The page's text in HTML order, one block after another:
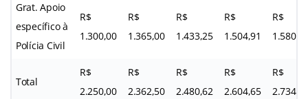
Grat. Apoio
específico à
Polícia Civil
R$
1.300,00
R$
1.365,00
R$
1.433,25
R$
1.504,91
R$
Total
R$
2.250,00
R$
2.362,50
R$
2.480,62
R$
2.604,65
R$